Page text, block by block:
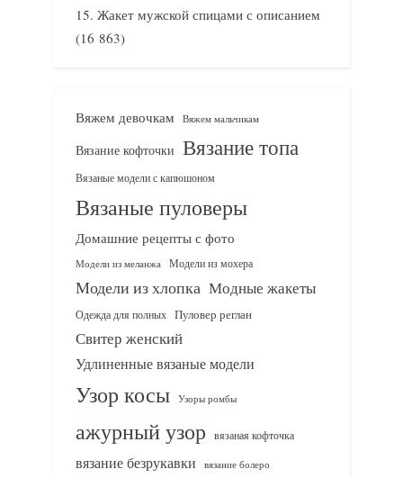
Жакет мужской спицами с описанием
(16 863)
Вяжем девочкам Вяжем мальчикам
Вязание кофточки Вязание топа
Вязаные модели с капюшоном
Вязаные пуловеры
Домашние рецепты с фото
Модели из меланжа Модели из мохера
Модели из хлопка Модные жакеты
Одежда для полных Пуловер реглан
Свитер женский
Удлиненные вязаные модели
Узор косы Узоры ромбы
ажурный узор вязаная кофточка
вязание безрукавки вязание болеро